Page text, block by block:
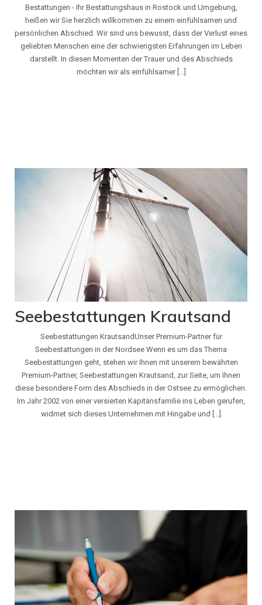
Bestattungen - Ihr Bestattungshaus in Rostock und Umgebung,
heißen wir Sie herzlich willkommen zu einem einfühlsamen und
persönlichen Abschied. Wir sind uns bewusst, dass der Verlust eines
geliebten Menschen eine der schwierigsten Erfahrungen im Leben
darstellt. In diesen Momenten der Trauer und des Abschieds
möchten wir als einfühlsamer [...]
Seebestattungen Krautsand
Seebestattungen KrautsandUnser Premium-Partner für
Seebestattungen in der Nordsee Wenn es um das Thema
Seebestattungen geht, stehen wir Ihnen mit unserem bewährten
Premium-Partner, Seebestattungen Krautsand, zur Seite, um Ihnen
diese besondere Form des Abschieds in der Ostsee zu ermöglichen.
Im Jahr 2002 von einer versierten Kapitänsfamilie ins Leben gerufen,
widmet sich dieses Unternehmen mit Hingabe und [...]